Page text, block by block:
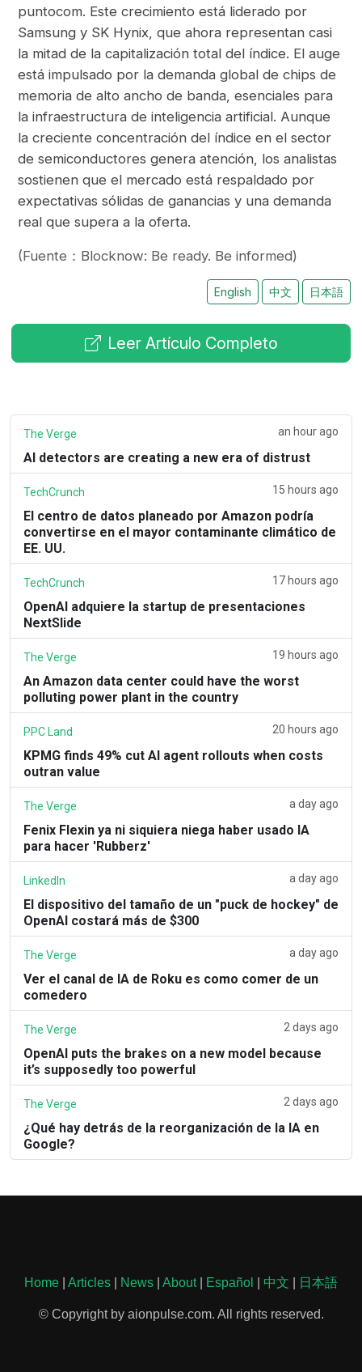
puntocom. Este crecimiento está liderado por
Samsung y SK Hynix, que ahora representan casi
la mitad de la capitalización total del índice. El auge
está impulsado por la demanda global de chips de
memoria de alto ancho de banda, esenciales para
la infraestructura de inteligencia artificial. Aunque
la creciente concentración del índice en el sector
de semiconductores genera atención, los analistas
sostienen que el mercado está respaldado por
expectativas sólidas de ganancias y una demanda
real que supera a la oferta.
(Fuente：Blocknow: Be ready. Be informed)
English 中文 日本語
Leer Artículo Completo
The Verge an hour ago
AI detectors are creating a new era of distrust
TechCrunch 15 hours ago
El centro de datos planeado por Amazon podría
convertirse en el mayor contaminante climático de
EE. UU.
TechCrunch 17 hours ago
OpenAI adquiere la startup de presentaciones
NextSlide
The Verge 19 hours ago
An Amazon data center could have the worst
polluting power plant in the country
PPC Land 20 hours ago
KPMG finds 49% cut AI agent rollouts when costs
outran value
The Verge a day ago
Fenix Flexin ya ni siquiera niega haber usado IA
para hacer 'Rubberz'
LinkedIn a day ago
El dispositivo del tamaño de un "puck de hockey" de
OpenAI costará más de $300
The Verge a day ago
Ver el canal de IA de Roku es como comer de un
comedero
The Verge 2 days ago
OpenAI puts the brakes on a new model because
it’s supposedly too powerful
The Verge 2 days ago
¿Qué hay detrás de la reorganización de la IA en
Google?
Home Articles News About| Español 中文 日本語
© Copyright by aionpulse.com. All rights reserved.